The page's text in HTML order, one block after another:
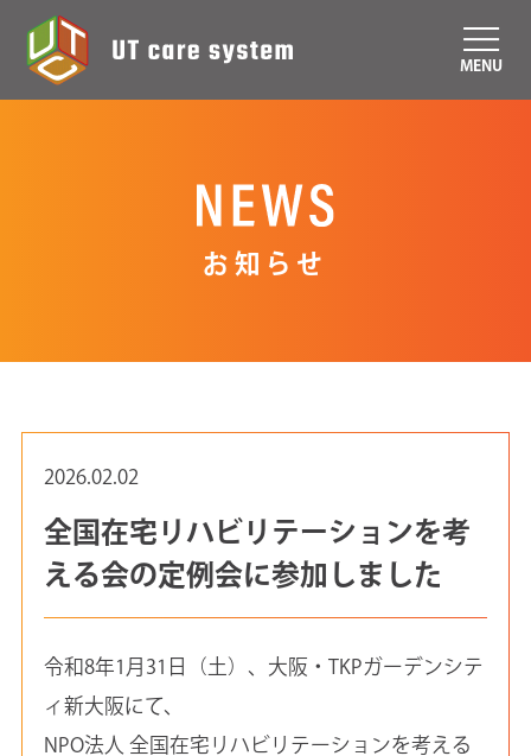
MENU
お知らせ
2026.02.02
全国在宅リハビリテーションを考
える会の定例会に参加しました
令和8年1月31日（土）、大阪・TKPガーデンシテ
ィ新大阪にて、
NPO法人 全国在宅リハビリテーションを考える